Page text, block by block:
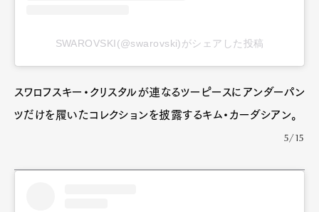
SWAROVSKI(@swarovski)がシェアした投稿
スワロフスキー・クリスタルが連なるツーピースにアンダーパン
ツだけを履いたコレクションを披露するキム・カーダシアン。
5/15